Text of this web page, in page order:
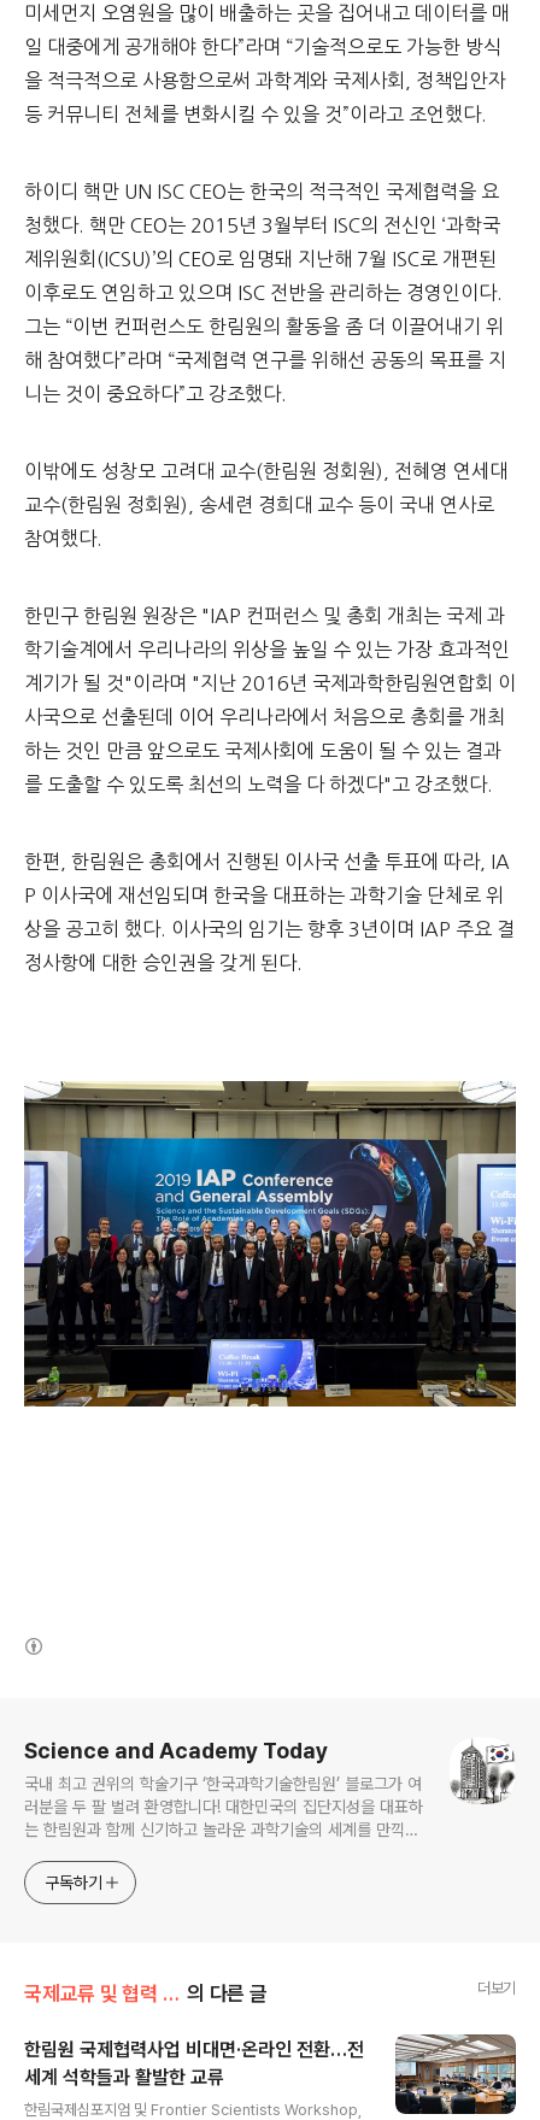
미세먼지 오염원을 많이 배출하는 곳을 집어내고 데이터를 매
일 대중에게 공개해야 한다”라며 “기술적으로도 가능한 방식
을 적극적으로 사용함으로써 과학계와 국제사회, 정책입안자
등 커뮤니티 전체를 변화시킬 수 있을 것”이라고 조언했다.
하이디 핵만 UN ISC CEO는 한국의 적극적인 국제협력을 요
청했다. 핵만 CEO는 2015년 3월부터 ISC의 전신인 ‘과학국
제위원회(ICSU)’의 CEO로 임명돼 지난해 7월 ISC로 개편된
이후로도 연임하고 있으며 ISC 전반을 관리하는 경영인이다.
그는 “이번 컨퍼런스도 한림원의 활동을 좀 더 이끌어내기 위
해 참여했다”라며 “국제협력 연구를 위해선 공동의 목표를 지
니는 것이 중요하다”고 강조했다.
이밖에도 성창모 고려대 교수(한림원 정회원), 전혜영 연세대
교수(한림원 정회원), 송세련 경희대 교수 등이 국내 연사로
참여했다.
한민구 한림원 원장은 "IAP 컨퍼런스 및 총회 개최는 국제 과
학기술계에서 우리나라의 위상을 높일 수 있는 가장 효과적인
계기가 될 것"이라며 "지난 2016년 국제과학한림원연합회 이
사국으로 선출된데 이어 우리나라에서 처음으로 총회를 개최
하는 것인 만큼 앞으로도 국제사회에 도움이 될 수 있는 결과
를 도출할 수 있도록 최선의 노력을 다 하겠다"고 강조했다.
한편, 한림원은 총회에서 진행된 이사국 선출 투표에 따라, IA
P 이사국에 재선임되며 한국을 대표하는 과학기술 단체로 위
상을 공고히 했다. 이사국의 임기는 향후 3년이며 IAP 주요 결
정사항에 대한 승인권을 갖게 된다.
Science and Academy Today
국내 최고 권위의 학술기구 ‘한국과학기술한림원’ 블로그가 여
러분을 두 팔 벌려 환영합니다! 대한민국의 집단지성을 대표하
는 한림원과 함께 신기하고 놀라운 과학기술의 세계를 만끽하
구독하기
국제교류 및 협력 증진 의 다른 글 더보기
한림원 국제협력사업 비대면·온라인 전환…전
세계 석학들과 활발한 교류
한림국제심포지엄 및 Frontier Scientists Workshop,